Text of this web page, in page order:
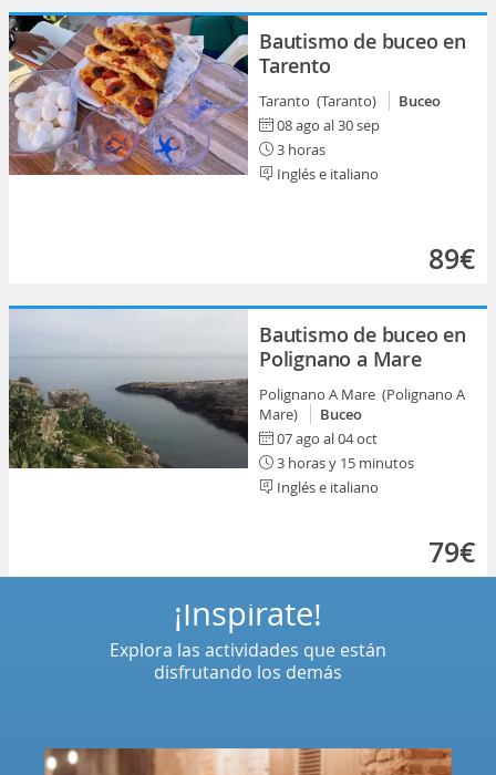
Bautismo de buceo en
Tarento
Taranto (Taranto)
Buceo
08 ago al 30 sep
3 horas
Inglés e italiano
89€
Bautismo de buceo en
Polignano a Mare
Polignano A Mare (Polignano A
Mare)
Buceo
07 ago al 04 oct
3 horas y 15 minutos
Inglés e italiano
79€
¡Inspírate!
Explora las actividades que están
disfrutando los demás